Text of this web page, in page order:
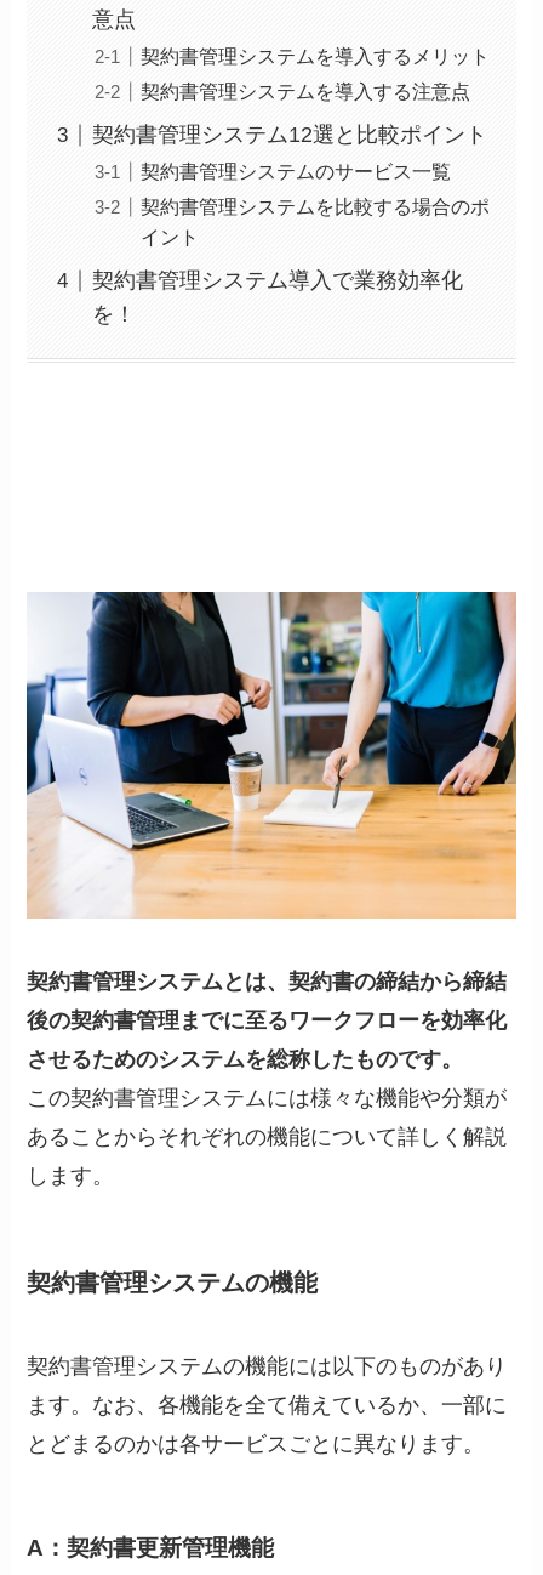
意点
契約書管理システムを導入するメリット
契約書管理システムを導入する注意点
契約書管理システム12選と比較ポイント
契約書管理システムのサービス一覧
契約書管理システムを比較する場合のポ
イント
契約書管理システム導入で業務効率化
を！
契約書管理システムとは、契約書の締結から締結
後の契約書管理までに至るワークフローを効率化
させるためのシステムを総称したものです。
この契約書管理システムには様々な機能や分類が
あることからそれぞれの機能について詳しく解説
します。
契約書管理システムの機能
契約書管理システムの機能には以下のものがあり
ます。なお、各機能を全て備えているか、一部に
とどまるのかは各サービスごとに異なります。
A：契約書更新管理機能